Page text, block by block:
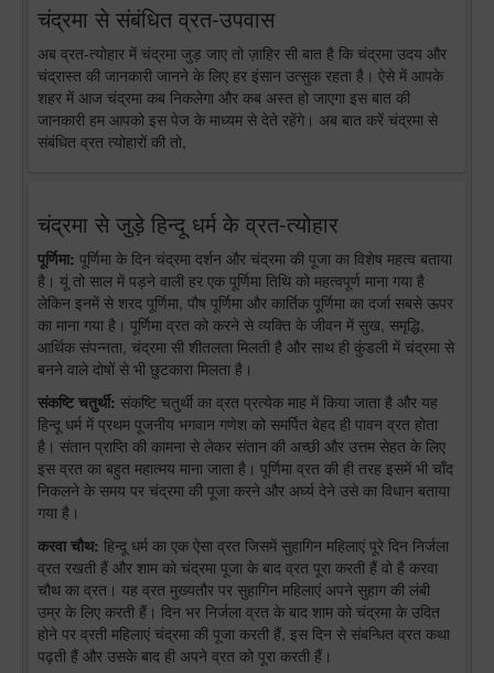
चंद्रमा से संबंधित व्रत-उपवास
अब व्रत-त्योहार में चंद्रमा जुड़ जाए तो ज़ाहिर सी बात है कि चंद्रमा उदय और
चंद्रास्त की जानकारी जानने के लिए हर इंसान उत्सुक रहता है। ऐसे में आपके
शहर में आज चंद्रमा कब निकलेगा और कब अस्त हो जाएगा इस बात की
जानकारी हम आपको इस पेज के माध्यम से देते रहेंगे। अब बात करें चंद्रमा से
संबंधित व्रत त्योहारों की तो,
चंद्रमा से जुड़े हिन्दू धर्म के व्रत-त्योहार
पूर्णिमा: पूर्णिमा के दिन चंद्रमा दर्शन और चंद्रमा की पूजा का विशेष महत्व बताया
है। यूं तो साल में पड़ने वाली हर एक पूर्णिमा तिथि को महत्वपूर्ण माना गया है
लेकिन इनमें से शरद पूर्णिमा, पौष पूर्णिमा और कार्तिक पूर्णिमा का दर्जा सबसे ऊपर
का माना गया है। पूर्णिमा व्रत को करने से व्यक्ति के जीवन में सुख, समृद्धि,
आर्थिक संपन्नता, चंद्रमा सी शीतलता मिलती है और साथ ही कुंडली में चंद्रमा से
बनने वाले दोषों से भी छुटकारा मिलता है।
संकष्टि चतुर्थी: संकष्टि चतुर्थी का व्रत प्रत्येक माह में किया जाता है और यह
हिन्दू धर्म में प्रथम पूजनीय भगवान गणेश को समर्पित बेहद ही पावन व्रत होता
है। संतान प्राप्ति की कामना से लेकर संतान की अच्छी और उत्तम सेहत के लिए
इस व्रत का बहुत महात्मय माना जाता है। पूर्णिमा व्रत की ही तरह इसमें भी चाँद
निकलने के समय पर चंद्रमा की पूजा करने और अर्घ्य देने उसे का विधान बताया
गया है।
करवा चौथ: हिन्दू धर्म का एक ऐसा व्रत जिसमें सुहागिन महिलाएं पूरे दिन निर्जला
व्रत रखती हैं और शाम को चंद्रमा पूजा के बाद व्रत पूरा करती हैं वो है करवा
चौथ का व्रत। यह व्रत मुख्यतौर पर सुहागिन महिलाएं अपने सुहाग की लंबी
उम्र के लिए करती हैं। दिन भर निर्जला व्रत के बाद शाम को चंद्रमा के उदित
होने पर व्रती महिलाएं चंद्रमा की पूजा करती हैं, इस दिन से संबन्धित व्रत कथा
पढ़ती हैं और उसके बाद ही अपने व्रत को पूरा करती हैं।